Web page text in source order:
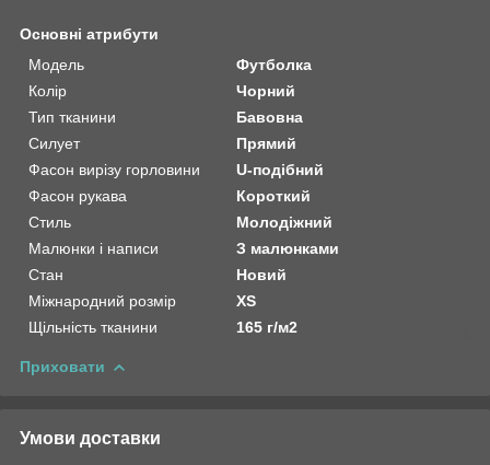
Основні атрибути
Модель
Футболка
Колір
Чорний
Тип тканини
Бавовна
Силует
Прямий
Фасон вирізу горловини
U-подібний
Фасон рукава
Короткий
Стиль
Молодіжний
Малюнки і написи
З малюнками
Стан
Новий
Міжнародний розмір
XS
Щільність тканини
165 г/м2
Приховати
Умови доставки